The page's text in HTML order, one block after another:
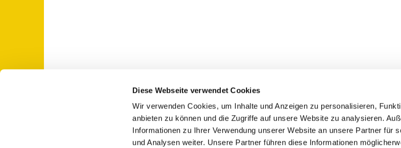
Diese Webseite verwendet Cookies
Wir verwenden Cookies, um Inhalte und Anzeigen zu personalisieren,
anbieten zu können und die Zugriffe auf unsere Website zu analysieren.
Informationen zu Ihrer Verwendung unserer Website an unsere Partner für
und Analysen weiter. Unsere Partner führen diese Informationen
St. Otto: Katholische Kirche Usedom-Anklam-Greifswald · Bahnhofstr. 15, 17489
Kontaktinformationen
Impressum
Hinweisgebersystem